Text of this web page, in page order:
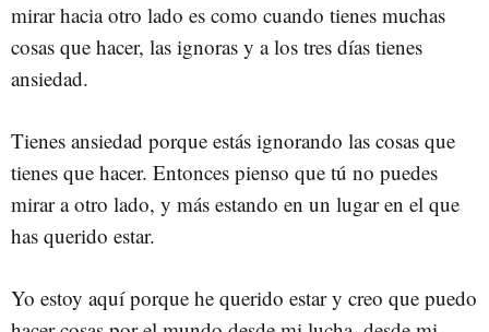
mirar hacia otro lado es como cuando tienes muchas
cosas que hacer, las ignoras y a los tres días tienes
ansiedad.
Tienes ansiedad porque estás ignorando las cosas que
tienes que hacer. Entonces pienso que tú no puedes
mirar a otro lado, y más estando en un lugar en el que
has querido estar.
Yo estoy aquí porque he querido estar y creo que puedo